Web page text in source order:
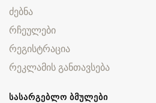
ძებნა
რჩეულები
რეგისტრაცია
რეკლამის განთავსება
ᲡᲐᲡᲐᲠᲒᲔᲑᲚᲝ ᲑᲛᲣᲚᲔᲑᲘ